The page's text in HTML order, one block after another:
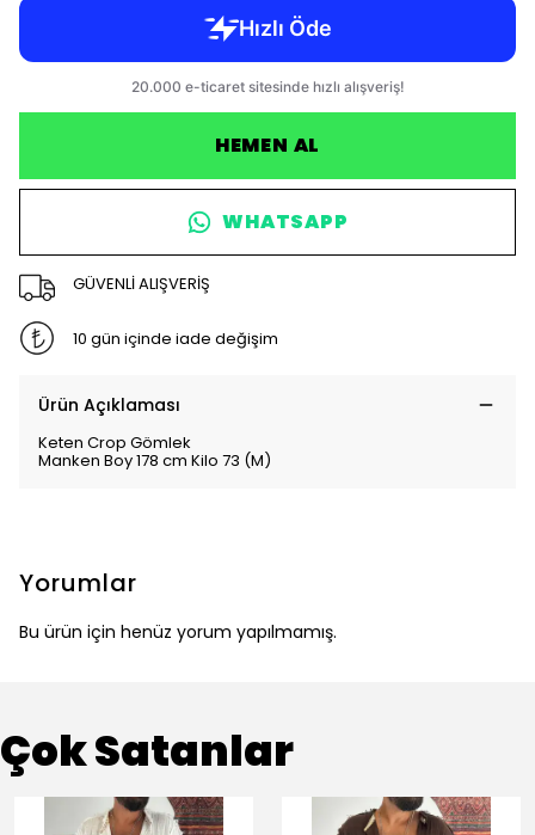
HEMEN AL
WHATSAPP
GÜVENLİ ALIŞVERİŞ
10 gün içinde iade değişim
Ürün Açıklaması
Keten Crop Gömlek
Manken Boy 178 cm Kilo 73 (M)
Yorumlar
Bu ürün için henüz yorum yapılmamış.
Çok Satanlar